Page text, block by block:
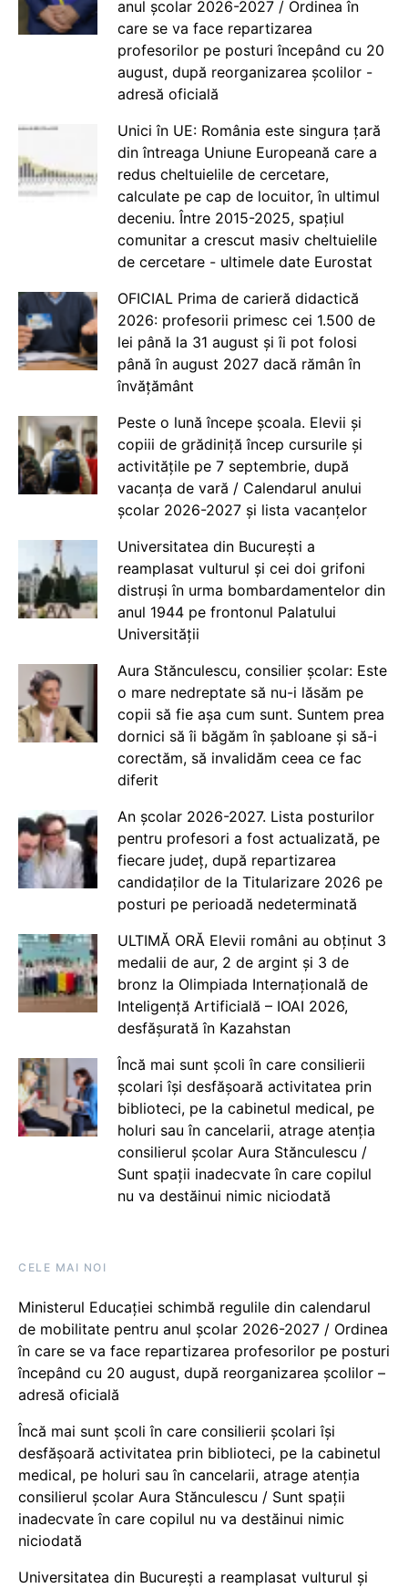
anul școlar 2026-2027 / Ordinea în
care se va face repartizarea
profesorilor pe posturi începând cu 20
august, după reorganizarea școlilor -
adresă oficială
Unici în UE: România este singura țară
din întreaga Uniune Europeană care a
redus cheltuielile de cercetare,
calculate pe cap de locuitor, în ultimul
deceniu. Între 2015-2025, spațiul
comunitar a crescut masiv cheltuielile
de cercetare - ultimele date Eurostat
OFICIAL Prima de carieră didactică
2026: profesorii primesc cei 1.500 de
lei până la 31 august și îi pot folosi
până în august 2027 dacă rămân în
învățământ
Peste o lună începe școala. Elevii și
copiii de grădiniță încep cursurile și
activitățile pe 7 septembrie, după
vacanța de vară / Calendarul anului
școlar 2026-2027 și lista vacanțelor
Universitatea din București a
reamplasat vulturul și cei doi grifoni
distruși în urma bombardamentelor din
anul 1944 pe frontonul Palatului
Universității
Aura Stănculescu, consilier școlar: Este
o mare nedreptate să nu-i lăsăm pe
copii să fie așa cum sunt. Suntem prea
dornici să îi băgăm în șabloane și să-i
corectăm, să invalidăm ceea ce fac
diferit
An școlar 2026-2027. Lista posturilor
pentru profesori a fost actualizată, pe
fiecare județ, după repartizarea
candidaților de la Titularizare 2026 pe
posturi pe perioadă nedeterminată
ULTIMĂ ORĂ Elevii români au obținut 3
medalii de aur, 2 de argint și 3 de
bronz la Olimpiada Internațională de
Inteligență Artificială – IOAI 2026,
desfășurată în Kazahstan
Încă mai sunt școli în care consilierii
școlari își desfășoară activitatea prin
biblioteci, pe la cabinetul medical, pe
holuri sau în cancelarii, atrage atenția
consilierul școlar Aura Stănculescu /
Sunt spații inadecvate în care copilul
nu va destăinui nimic niciodată
CELE MAI NOI
Ministerul Educației schimbă regulile din calendarul
de mobilitate pentru anul școlar 2026-2027 / Ordinea
în care se va face repartizarea profesorilor pe posturi
începând cu 20 august, după reorganizarea școlilor –
adresă oficială
Încă mai sunt școli în care consilierii școlari își
desfășoară activitatea prin biblioteci, pe la cabinetul
medical, pe holuri sau în cancelarii, atrage atenția
consilierul școlar Aura Stănculescu / Sunt spații
inadecvate în care copilul nu va destăinui nimic
niciodată
Universitatea din București a reamplasat vulturul și